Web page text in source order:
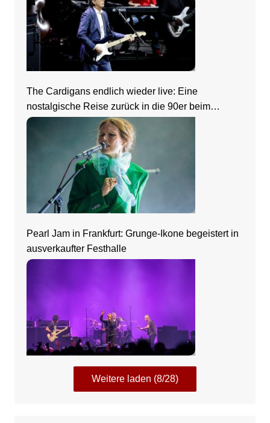
The Cardigans endlich wieder live: Eine
nostalgische Reise zurück in die 90er beim
Zeltfestival Rhein-Neckar
Pearl Jam in Frankfurt: Grunge-Ikone begeistert in
ausverkaufter Festhalle
Weitere laden (8/28)